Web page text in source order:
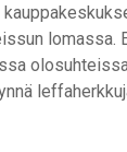
lomassa.